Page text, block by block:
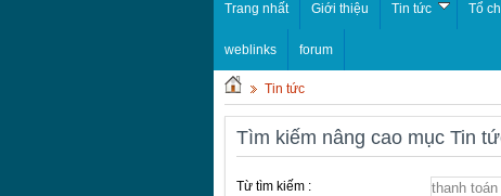
Trang nhất Giới thiệu Tin tức Tổ
weblinks forum
Tin tức
Tìm kiếm nâng cao mục Tin
Từ tìm kiếm :